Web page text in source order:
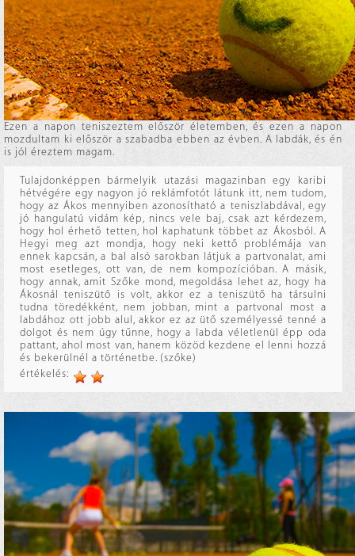
Ezen a napon teniszeztem először életemben, és ezen a napon
mozdultam ki először a szabadba ebben az évben. A labdák, és én
is jól éreztem magam.
Tulajdonképpen bármelyik utazási magazinban egy karibi
hétvégére egy nagyon jó reklámfotót látunk itt, nem tudom,
hogy az Ákos mennyiben azonosítható a teniszlabdával, egy
jó hangulatú vidám kép, nincs vele baj, csak azt kérdezem,
hogy hol érhető tetten, hol kaphatunk többet az Ákosból. A
Hegyi meg azt mondja, hogy neki kettő problémája van
ennek kapcsán, a bal alsó sarokban látjuk a partvonalat, ami
most esetleges, ott van, de nem kompozícióban. A másik,
hogy annak, amit Szőke mond, megoldása lehet az, hogy ha
Ákosnál teniszütő is volt, akkor ez a teniszütő ha társulni
tudna töredékként, nem jobban, mint a partvonal most a
labdához ott jobb alul, akkor ez az ütő személyessé tenné a
dolgot és nem úgy tűnne, hogy a labda véletlenül épp oda
pattant, ahol most van, hanem közöd kezdene el lenni hozzá
és bekerülnél a történetbe. (szőke)
értékelés: